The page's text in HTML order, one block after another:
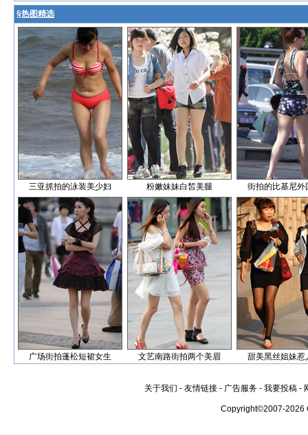
§热图精选
三亚抓拍的泳装美少妇 粉嫩妹妹白皙美腿 街拍的比基尼外
广场街拍蓬松短裙女生 文艺南路街拍两个美眉 甜美黑丝姐妹惹
关于我们 - 友情链接 - 广告服务 - 我要投稿 -
Copyright©2007-2026